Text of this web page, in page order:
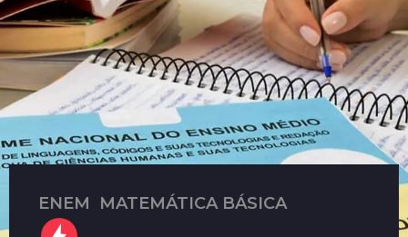
5
m
ENEM ,MATEMÁTICA BÁSICA